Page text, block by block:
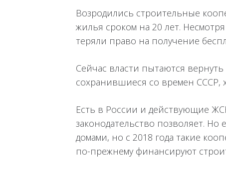
Возродились строительные
жилья сроком на 20 лет.
теряли право на получение
Сейчас власти пытаются
сохранившиеся со времен СССР,
Есть в России и действующие
законодательство позволяет. Но
домами, но с 2018 года такие
по-прежнему финансируют